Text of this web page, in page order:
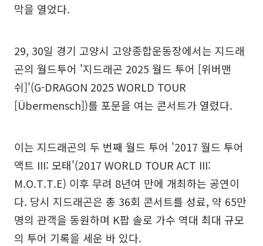
막을 열었다.
29, 30일 경기 고양시 고양종합운동장에서는 지드래
곤의 월드투어 '지드래곤 2025 월드 투어 [위버맨
쉬]'(G-DRAGON 2025 WORLD TOUR
[Übermensch])를 포문을 여는 콘서트가 열렸다.
이는 지드래곤의 두 번째 월드 투어 '2017 월드 투어
액트 III: 모태'(2017 WORLD TOUR ACT III:
M.O.T.T.E) 이후 무려 8년여 만에 개최하는 공연이
다. 당시 지드래곤은 총 36회 콘서트를 성료, 약 65만
명의 관객을 동원하며 K팝 솔로 가수 역대 최대 규모
의 투어 기록을 세운 바 있다.